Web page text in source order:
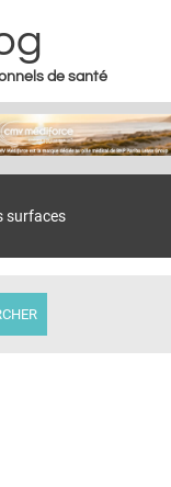
de santé
surfaces